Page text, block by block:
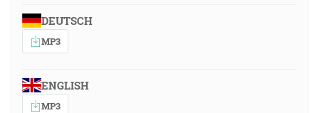
DEUTSCH
MP3
ENGLISH
MP3